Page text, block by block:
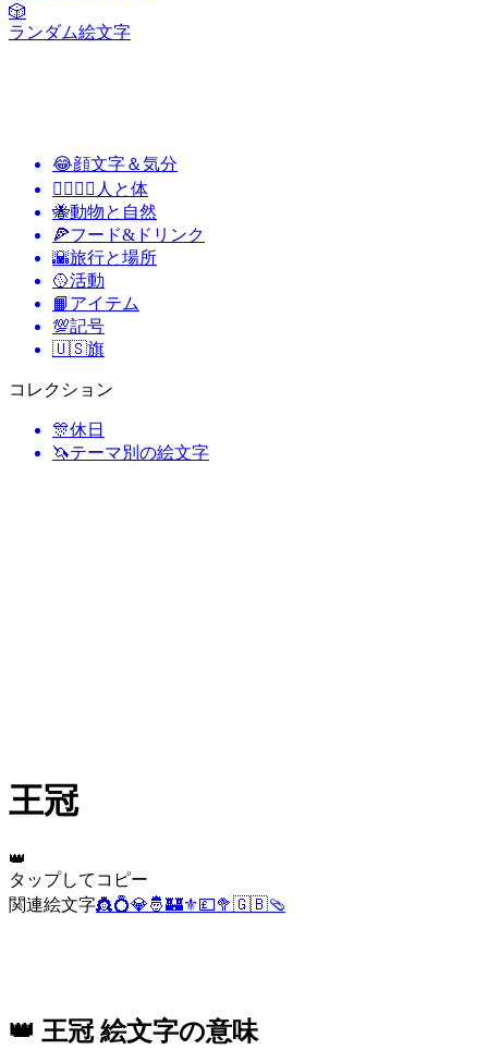
🎲
ランダム絵文字
😂顔文字＆気分
👩‍❤️‍💋‍👨 人と体
🐝動物と自然
🍕フード&ドリンク
🌇旅行と場所
🥎活動
📙 アイテム
💯記号
🇺🇸旗
コレクション
🎊休日
🦄テーマ別の絵文字
王冠
👑
タップしてコピー
関連絵文字👸💍💎🤴🏰⚜️💷🥦🇬🇧🩴
👑 王冠 絵文字の意味